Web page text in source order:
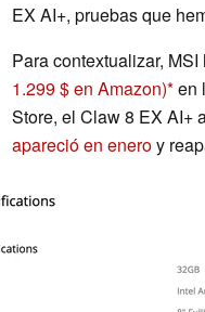
EX AI+, pruebas que
Para contextualizar,
1.299 $ en Amazon) en
Store, el Claw 8 EX AI+
apareció en eneroy